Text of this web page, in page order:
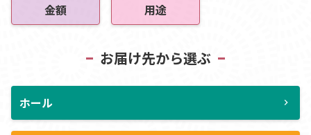
金額 用途
お届け先から選ぶ
ホール chevron_right